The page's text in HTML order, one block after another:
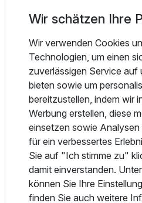
angepasst und mit frischen
Weinregionen runden das
Im Café Prinzessin Victoria
gemütliche Atmosphäre mit
exklusiven Tees von
hausgemachten Desserts aus
Zusätzlich werden
Eggs Benedict, Burger, Pasta
sowie verschiedene süße
umfangreiches
Whiskys und Zigarren sowie
Wir schätzen Ihre
Wir verwenden Cookies
Technologien, um einen
zuverlässigen Service auf
bieten sowie um
bereitzustellen, indem wir
Werbung erstellen, diese
einsetzen sowie
für ein verbessertes
Sie auf "Ich stimme zu"
damit einverstanden.
können Sie Ihre
finden Sie auch weitere